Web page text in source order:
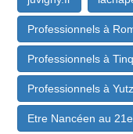
Professionnels à
Professionnels à
Professionnels à Yutz
Etre Nancéen au